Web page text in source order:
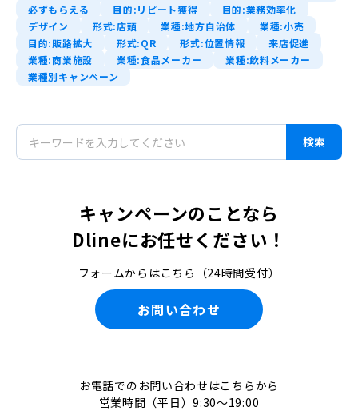
必ずもらえる
目的:リピート獲得
目的:業務効率化
デザイン
形式:店頭 業種:地方自治体
業種:小売
目的:販路拡大
形式:QR 形式:位置情報
来店促進
業種:商業施設
業種:食品メーカー
業種:飲料メーカー
業種別キャンペーン
キャンペーンのことなら
Dlineにお任せください！
フォームからはこちら（24時間受付）
お問い合わせ
お電話でのお問い合わせはこちらから
営業時間（平日）9:30～19:00